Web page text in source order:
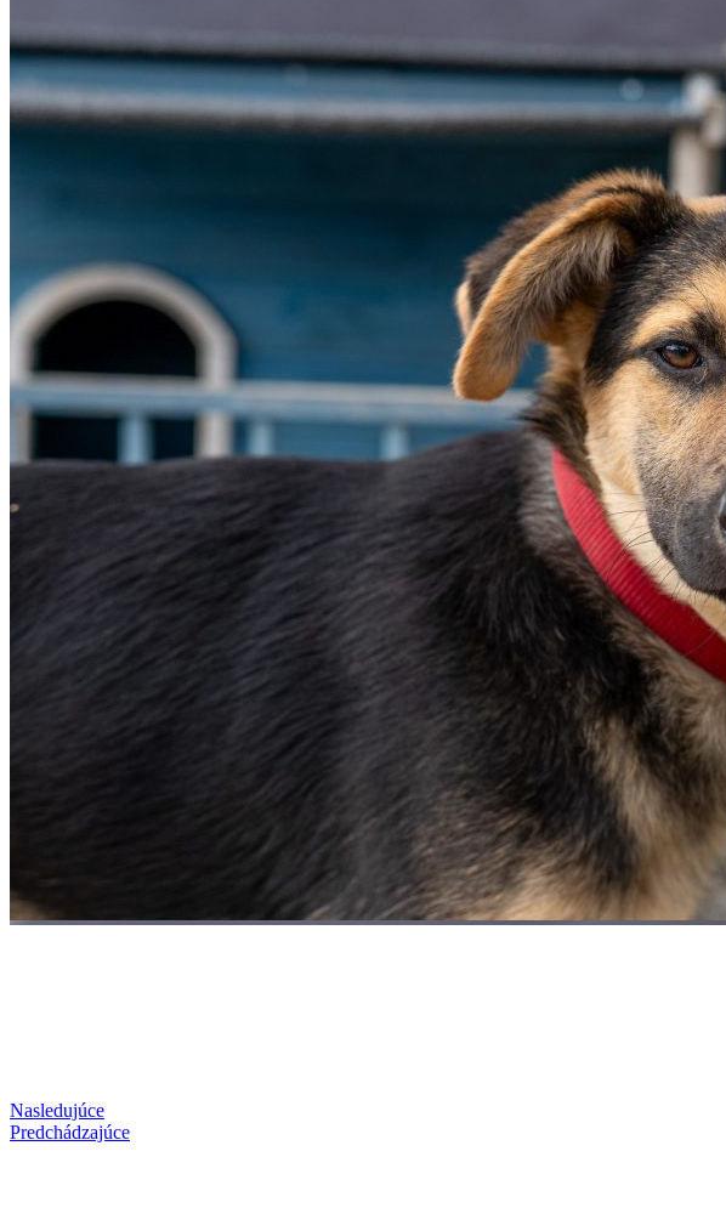
Nasledujúce
Predchádzajúce